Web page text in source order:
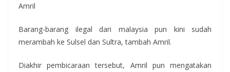
Amril
Barang-barang ilegal dari malaysia pun kini sudah
merambah ke Sulsel dan Sultra, tambah Amril.
Diakhir pembicaraan tersebut, Amril pun mengatakan